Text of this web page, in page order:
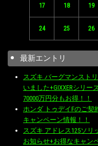
17 18 19
24 25 26
最新エントリ
スズキ バーグマンスト
いました+GIXXERシリ
70000万円分もお得！！
ホンダ トゥデイFのご契
キャンペーン情報！！
スズキ アドレス125ソリ
お知らせ+お得なキャン